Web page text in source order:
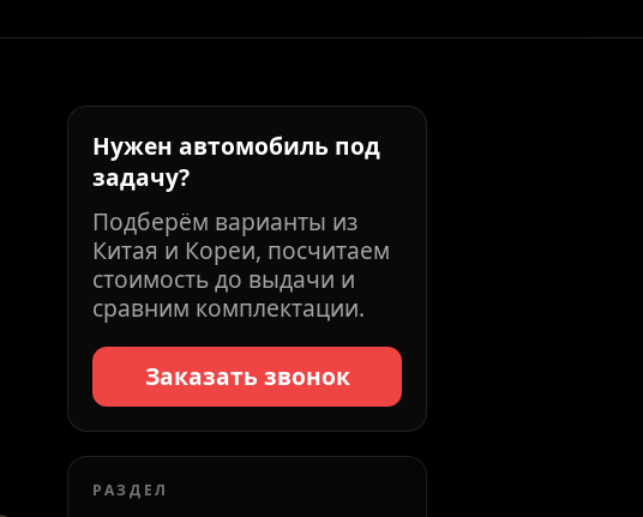
Нужен автомобиль под
задачу?
Подберём варианты из
Китая и Кореи, посчитаем
стоимость до выдачи и
сравним комплектации.
Заказать звонок
РАЗДЕЛ